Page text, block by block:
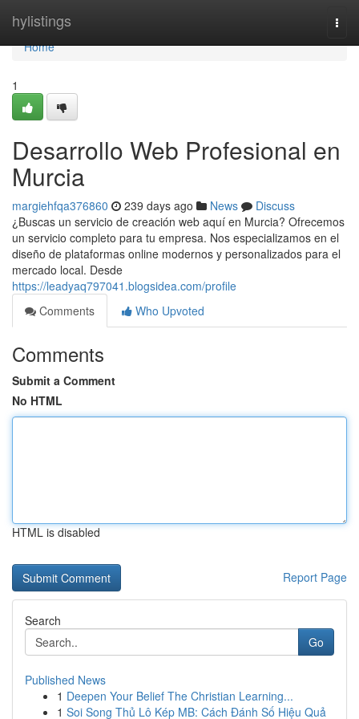
hylistings
Home
Home
1
Desarrollo Web Profesional en
Murcia
margiehfqa376860 239 days ago News
Discuss
¿Buscas un servicio de creación web aquí en Murcia? Ofrecemos
un servicio completo para tu empresa. Nos especializamos en el
diseño de plataformas online modernos y personalizados para el
mercado local. Desde
https://leadyaq797041.blogsidea.com/profile
Comments
Who Upvoted
Comments
Submit a Comment
No HTML
HTML is disabled
Report Page
Search
Go
Published News
1 Deepen Your Belief The Christian Learning...
1 Soi Song Thủ Lô Kép MB: Cách Đánh Số Hiệu Quả